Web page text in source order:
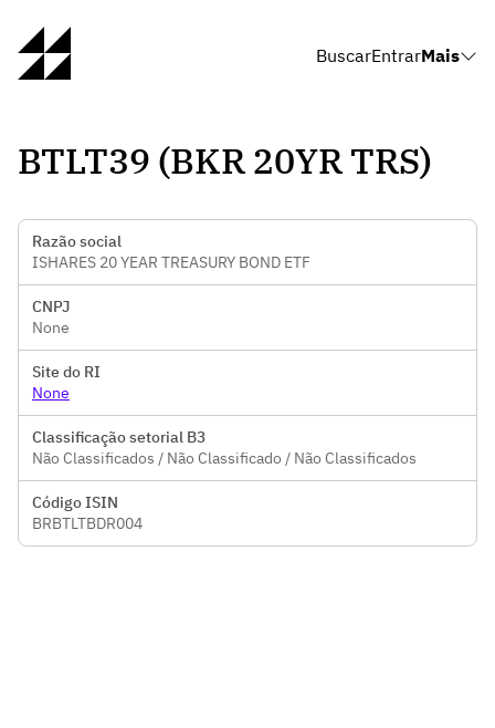
BuscarEntrarMais
BTLT39 (BKR 20YR TRS)
Razão social
ISHARES 20 YEAR TREASURY BOND ETF
CNPJ
None
Site do RI
None
Classificação setorial B3
Não Classificados / Não Classificado / Não Classificados
Código ISIN
BRBTLTBDR004